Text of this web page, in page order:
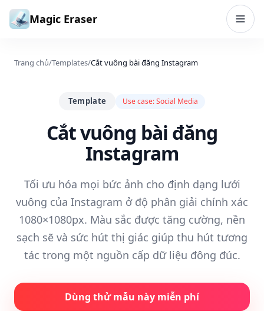
Bỏ qua đến nội dung
Magic Eraser
Trang chủ/Templates/Cắt vuông bài đăng Instagram
Template Use case:Social Media
Cắt vuông bài đăng
Instagram
Tối ưu hóa mọi bức ảnh cho định dạng lưới
vuông của Instagram ở độ phân giải chính xác
1080×1080px. Màu sắc được tăng cường, nền
sạch sẽ và sức hút thị giác giúp thu hút tương
tác trong một nguồn cấp dữ liệu đông đúc.
Dùng thử mẫu này miễn phí